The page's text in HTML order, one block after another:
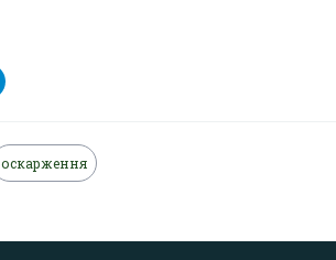
оскарження